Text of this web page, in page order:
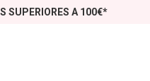
SUPERIORES A 100€*